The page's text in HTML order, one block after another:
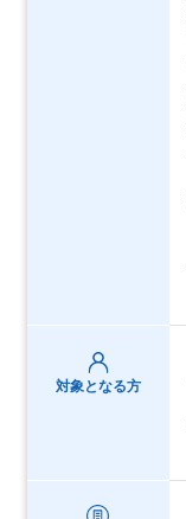
対象となる方